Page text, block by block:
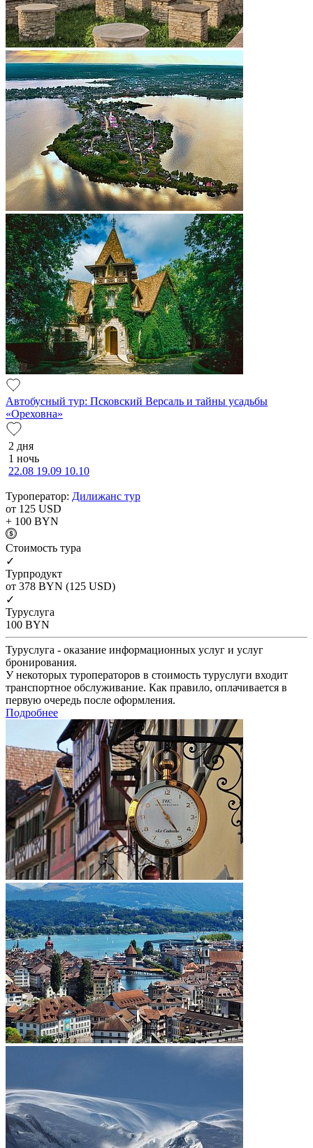
Автобусный тур: Псковский Версаль и тайны усадьбы
«Ореховна»
2 дня
1 ночь
22.08 19.09 10.10
Туроператор: Дилижанс тур
от 125 USD
+ 100 BYN
Cтоимость тура
✓
Турпродукт
от 378 BYN (125 USD)
✓
Туруслуга
100 BYN
Туруслуга - оказание информационных услуг и услуг
бронирования.
У некоторых туроператоров в стоимость туруслуги входит
транспортное обслуживание. Как правило, оплачивается в
первую очередь после оформления.
Подробнее